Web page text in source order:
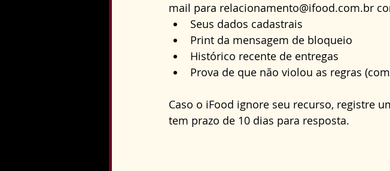
mail para relacionamento@ifood.com.br
Seus dados cadastrais
Print da mensagem de bloqueio
Histórico recente de entregas
Prova de que não violou as regras
Caso o iFood ignore seu recurso, registre
tem prazo de 10 dias para resposta.